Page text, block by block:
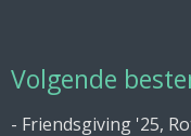
Volgende
- Friendsgiving '25,